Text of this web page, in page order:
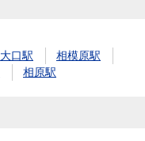
住まい1プ
ラム）
大口駅
相模原駅
相原駅